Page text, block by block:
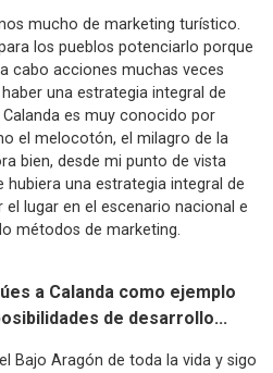
mucho de marketing turístico.
los pueblos potenciarlo porque
cabo acciones muchas veces
una estrategia integral de
es muy conocido por
el melocotón, el milagro de la
bien, desde mi punto de vista
hubiera una estrategia integral de
lugar en el escenario nacional e
métodos de marketing.
a Calanda como ejemplo
de desarrollo...
Bajo Aragón de toda la vida y sigo